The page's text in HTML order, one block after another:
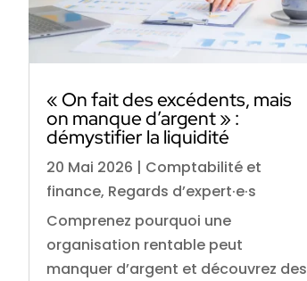
« On fait des excédents, mais
on manque d’argent » :
démystifier la liquidité
20 Mai 2026 | Comptabilité et
finance, Regards d’expert·e·s
Comprenez pourquoi une
organisation rentable peut
manquer d’argent et découvrez des